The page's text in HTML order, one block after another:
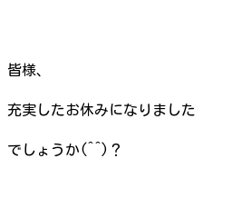
皆様、
充実したお休みになりました
でしょうか(^^)？